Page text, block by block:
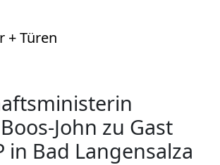
John zu Gast
in Bad Langensalza